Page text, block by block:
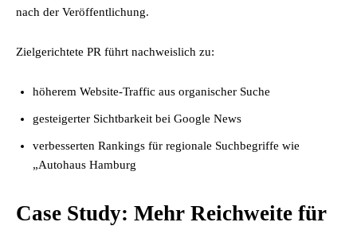
nach der Veröffentlichung.
Zielgerichtete PR führt nachweislich zu:
höherem Website-Traffic aus organischer Suche
gesteigerter Sichtbarkeit bei Google News
verbesserten Rankings für regionale Suchbegriffe wie
„Autohaus Hamburg
Case Study: Mehr Reichweite für